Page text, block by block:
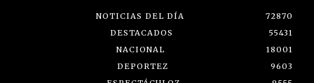
NOTICIAS DEL DÍA
72870
DESTACADOS
55431
NACIONAL
18001
DEPORTEZ
9603